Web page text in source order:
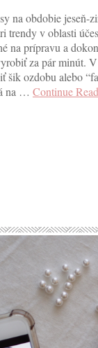
na obdobie jeseň-
trendy v oblasti
na prípravu a
za pár minút.
šik ozdobu alebo
na … Continue